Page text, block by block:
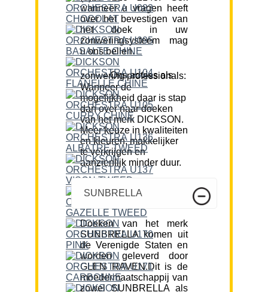
wanneer u vragen heeft
over het bevestigen van
het doek in uw
zonweringsysteem mag
u ons bellen.
Ons advies als zonwering professionals:
Wanneer de
mogelijkheid daar is stap
dan over naar doeken
van het merk DICKSON.
Meer keuze in kwaliteiten
en kleuren, makkelijker
te verkrijgen en
aanzienlijk minder duur.
SUNBRELLA
Doeken van het merk
SUNBRELLA komen uit
de Verenigde Staten en
worden geleverd door
GLEN RAVEN.Dit is de
moedermaatschappij van
zowel SUNBRELLA als